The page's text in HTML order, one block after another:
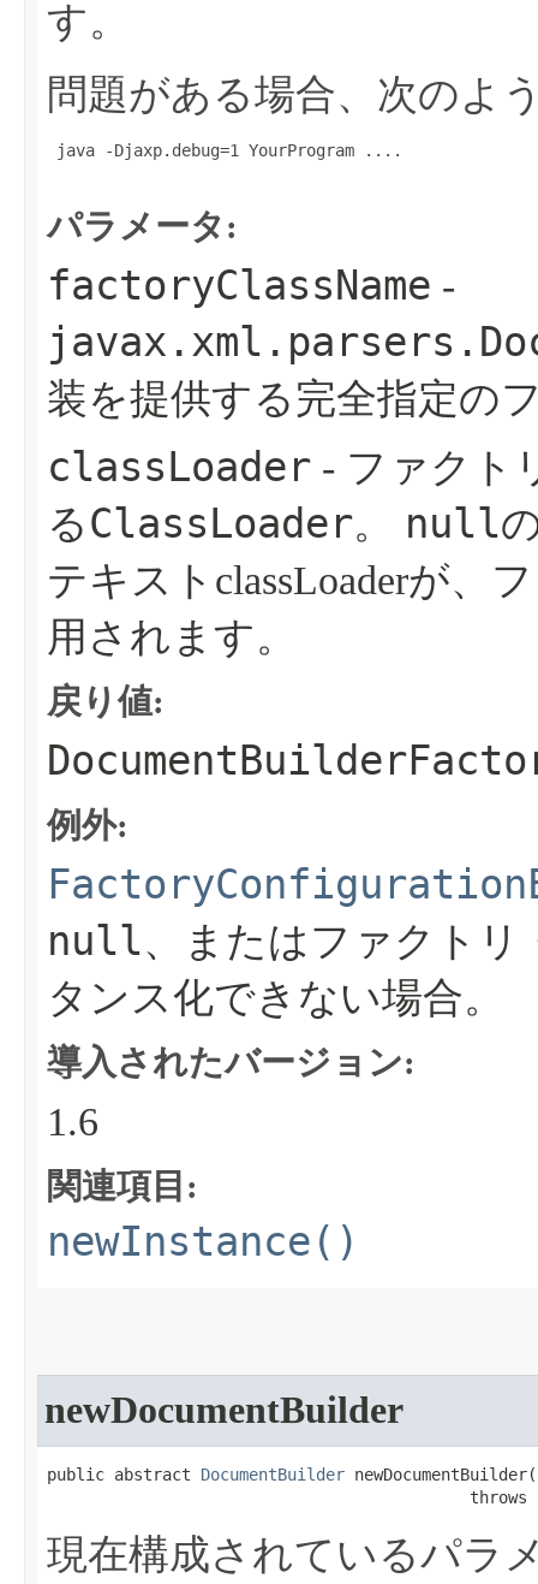
す。
問題がある場合、次のよ
java -Djaxp.debug=1 YourProgram ....
パラメータ:
factoryClassName -
装を提供する完全指定の
classLoader - ファクト
るClassLoader。 null
テキストclassLoaderが、
用されます。
戻り値:
例外:
null、またはファクト
タンス化できない場合。
導入されたバージョン:
1.6
関連項目:
newInstance()
newDocumentBuilder
public abstract DocumentBuilder
                                            throws
現在構成されているパラ